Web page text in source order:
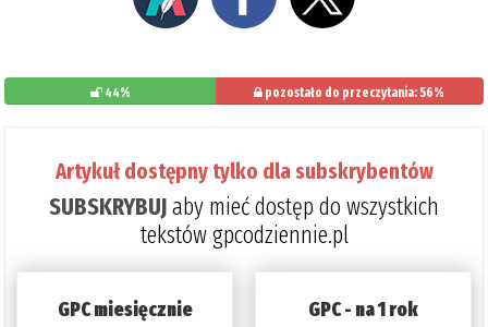
44% pozostało do przeczytania: 56%
Artykuł dostępny tylko dla subskrybentów
SUBSKRYBUJaby mieć dostęp do wszystkich
tekstów gpcodziennie.pl
GPC miesięcznie GPC - na 1 rok